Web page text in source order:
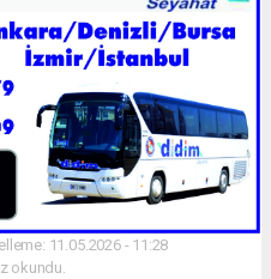
11.05.2026 - 11:28
okundu.